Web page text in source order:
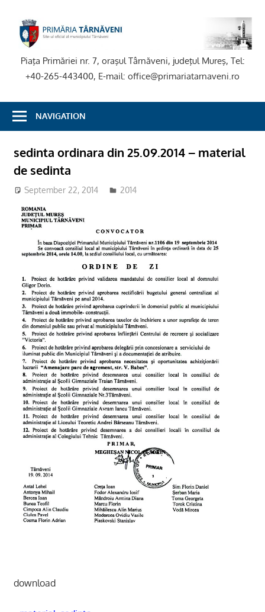
content
Piaţa Primăriei nr. 7, oraşul Târnăveni, judeţul Mureş, Tel:
+40-265-443400, E-mail: office@primariatarnaveni.ro
NAVIGATION
sedinta ordinara din 25.09.2014 – material
de sedinta
September 22, 2014 2014
download